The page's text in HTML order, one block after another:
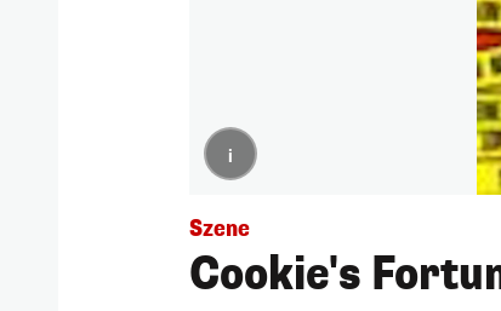
i
Szene
Cookie's